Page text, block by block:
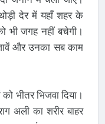
देर में यहाँ शहर के
जगह नहीं बचेगी।
और उनका सब काम
भीतर भिजवा दिया।
अली का शरीर बाहर